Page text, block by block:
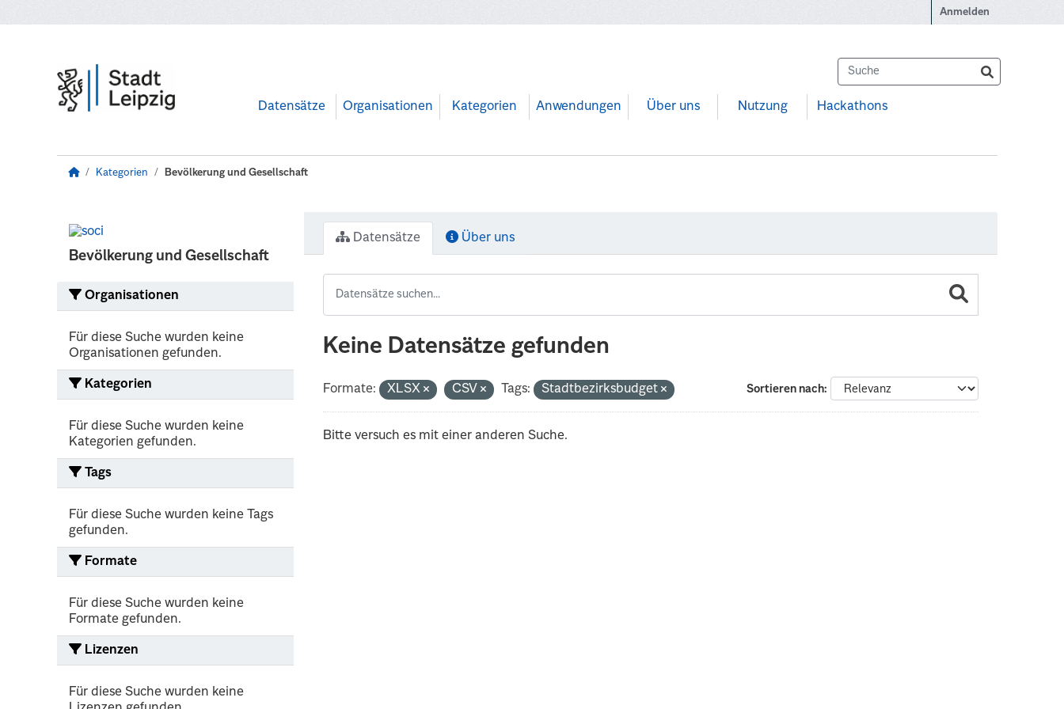
Anmelden
Datensätze Organisationen Kategorien Anwendungen Über uns Nutzung Hackathons
Kategorien Bevölkerung und Gesellschaft
Bevölkerung und Gesellschaft
Organisationen
Für diese Suche wurden keine
Organisationen gefunden.
Kategorien
Für diese Suche wurden keine
Kategorien gefunden.
Tags
Für diese Suche wurden keine Tags
gefunden.
Formate
Für diese Suche wurden keine
Formate gefunden.
Lizenzen
Für diese Suche wurden keine
Datensätze Über uns
Keine Datensätze gefunden
Sortieren nach
Formate: XLSX CSV Tags: Stadtbezirksbudget
Bitte versuch es mit einer anderen Suche.